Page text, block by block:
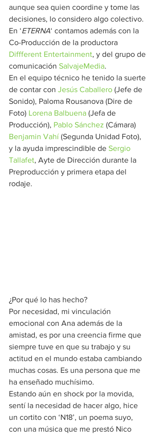
aunque sea quien coordine y tome las
decisiones, lo considero algo colectivo.
En ‘ETERNA‘ contamos además con la
Co-Producción de la productora
Diffferent Entertainment, y del grupo de
comunicación SalvajeMedia.
En el equipo técnico he tenido la suerte
de contar con Jesús Caballero (Jefe de
Sonido), Paloma Rousanova (Dire de
Foto) Lorena Balbuena (Jefa de
Producción), Pablo Sánchez (Cámara)
Benjamin Vahí (Segunda Unidad Foto),
y la ayuda imprescindible de Sergio
Tallafet, Ayte de Dirección durante la
Preproducción y primera etapa del
rodaje.
¿Por qué lo has hecho?
Por necesidad, mi vinculación
emocional con Ana además de la
amistad, es por una creencia firme que
siempre tuve en que su trabajo y su
actitud en el mundo estaba cambiando
muchas cosas. Es una persona que me
ha enseñado muchísimo.
Estando aún en shock por la movida,
sentí la necesidad de hacer algo, hice
un cortito con ‘N18’, un poema suyo,
con una música que me prestó Nico